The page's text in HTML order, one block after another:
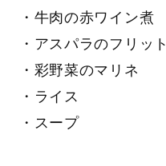
・牛肉の赤ワイン煮
・アスパラのフリット
・彩野菜のマリネ
・ライス
・スープ